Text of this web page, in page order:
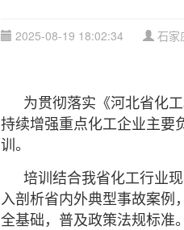
2025-08-19 18:02:34 石家
为贯彻落实《河北省化
持续增强重点化工企业主要
训。
培训结合我省化工行业
入剖析省内外典型事故案
全基础，普及政策法规标准